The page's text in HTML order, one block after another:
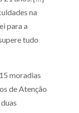
na
para a
tudo
moradias
de Atenção